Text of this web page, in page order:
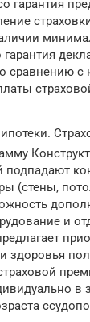
гарантия
сравнению с
подпадают
(стены,
и
здоровья
в